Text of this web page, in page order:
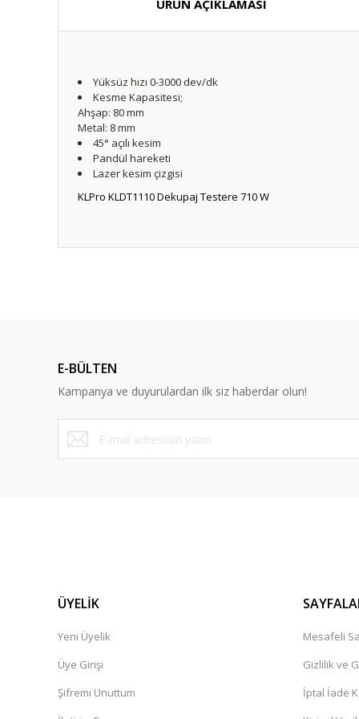
ÜRÜN AÇIKLAMASI
Yüksüz hızı 0-3000 dev/dk
Kesme Kapasitesi;
Ahşap: 80 mm
Metal: 8 mm
45° açılı kesim
Pandül hareketi
Lazer kesim çizgisi
KLPro KLDT1110 Dekupaj Testere 710 W
E-BÜLTEN
Kampanya ve duyurulardan ilk siz haberdar olun!
ÜYELİK
Yeni Üyelik
Üye Girişi
Şifremi Unuttum
Mesafeli
Gizlilik ve
İptal İade